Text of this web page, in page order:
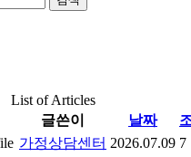
List of Articles
글쓴이 날짜
가정상담센터 2026.07.09 7